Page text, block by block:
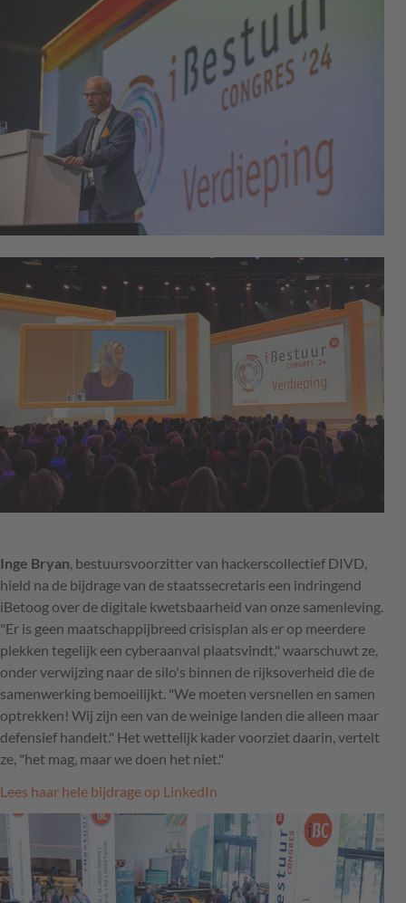
Inge Bryan , bestuursvoorzitter van hackerscollectief DIVD,
hield na de bijdrage van de staatssecretaris een indringend
iBetoog over de digitale kwetsbaarheid van onze samenleving.
"Er is geen maatschappijbreed crisisplan als er op meerdere
plekken tegelijk een cyberaanval plaatsvindt," waarschuwt ze,
onder verwijzing naar de silo's binnen de rijksoverheid die de
samenwerking bemoeilijkt. "We moeten versnellen en samen
optrekken! Wij zijn een van de weinige landen die alleen maar
defensief handelt." Het wettelijk kader voorziet daarin, vertelt
ze, "het mag, maar we doen het niet."
Lees haar hele bijdrage op LinkedIn